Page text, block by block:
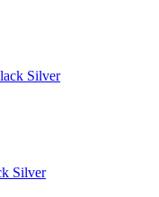
Silver